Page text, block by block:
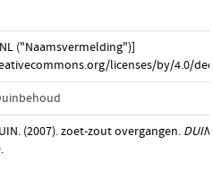
NL ("Naamsvermelding")]
licenses/by/4.0/
(2007). zoet-zout overgangen. DUIN